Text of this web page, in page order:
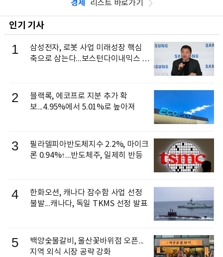
경제 리스트 바로가기
인기 기사
1
삼성전자, 로봇 사업 미래성장 핵심
축으로 삼는다...보스턴다이내믹스 출
2
블랙록, 에코프로 지분 추가 확
보...4.95%에서 5.01%로 높아져
3
필라델피아반도체지수 2.2%, 마이크
론 0.94%↑...반도체주, 일제히 반등
4
한화오션, 캐나다 잠수함 사업 선정
불발...캐나다, 독일 TKMS 선정 발표
5
백양숯불갈비, 울산꽃바위점 오픈...
지역 외식 시장 공략 강화